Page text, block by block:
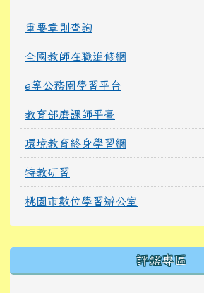
重要章則查詢
全國教師在職進修網
e等公務園學習平台
教育部磨課師平臺
環境教育終身學習網
特教研習
桃園市數位學習辦公室
評鑑專區